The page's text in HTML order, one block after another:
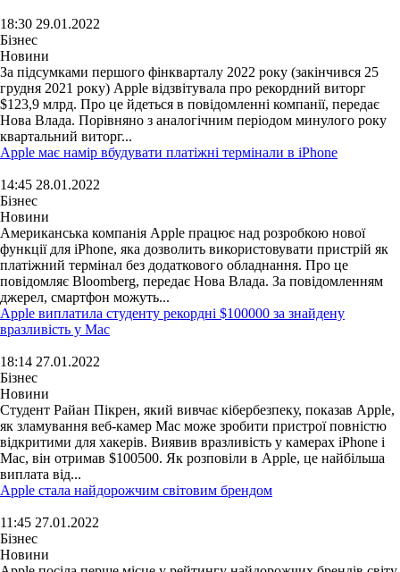
18:30 29.01.2022
Бізнес
Новини
За підсумками першого фінкварталу 2022 року (закінчився 25
грудня 2021 року) Apple відзвітувала про рекордний виторг
$123,9 млрд. Про це йдеться в повідомленні компанії, передає
Нова Влада. Порівняно з аналогічним періодом минулого року
квартальний виторг...
Apple має намір вбудувати платіжні термінали в iPhone
14:45 28.01.2022
Бізнес
Новини
Американська компанія Apple працює над розробкою нової
функції для iPhone, яка дозволить використовувати пристрій як
платіжний термінал без додаткового обладнання. Про це
повідомляє Bloomberg, передає Нова Влада. За повідомленням
джерел, смартфон можуть...
Apple виплатила студенту рекордні $100000 за знайдену
вразливість у Mac
18:14 27.01.2022
Бізнес
Новини
Студент Райан Пікрен, який вивчає кібербезпеку, показав Apple,
як зламування веб-камер Mac може зробити пристрої повністю
відкритими для хакерів. Виявив вразливість у камерах iPhone і
Mac, він отримав $100500. Як розповіли в Apple, це найбільша
виплата від...
Apple стала найдорожчим світовим брендом
11:45 27.01.2022
Бізнес
Новини